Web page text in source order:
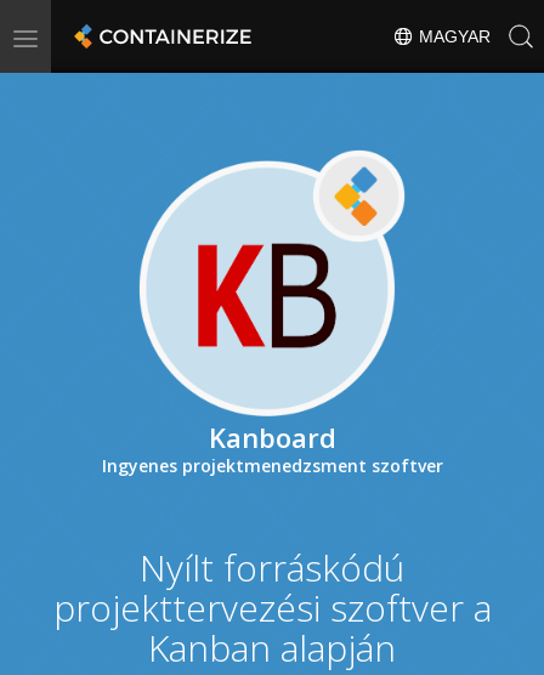
Toggle
MAGYAR
Kanboard
Ingyenes projektmenedzsment szoftver
Nyílt forráskódú
projekttervezési szoftver a
Kanban alapján